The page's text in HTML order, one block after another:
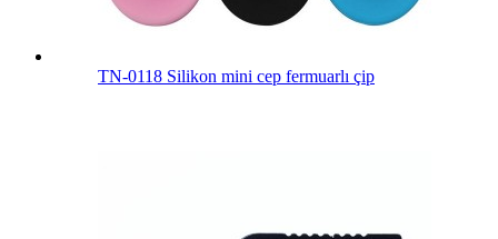
TN-0118 Silikon mini cep fermuarlı çip